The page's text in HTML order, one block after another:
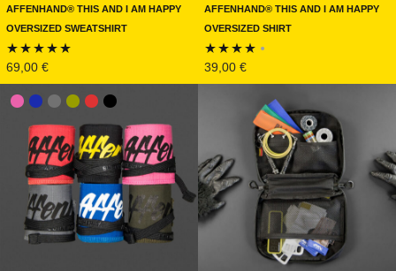
Affenhand® This and I am Happy
Oversized Sweatshirt
Bewertet mit
5.00 von 5
69,00 €
Affenhand® This and I am Happy
Oversized Shirt
Bewertet
39,00 €